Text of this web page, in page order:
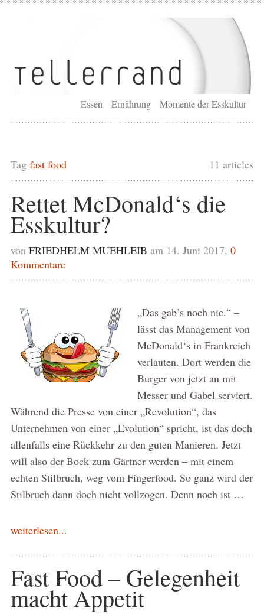
Essen Ernährung Momente der Esskultur
11 articles
Tag fast food
Rettet McDonald‘s die
Esskultur?
von FRIEDHELM MUEHLEIB am 14. Juni 2017, 0
Kommentare
„Das gab’s noch nie.“ –
lässt das Management von
McDonald‘s in Frankreich
verlauten. Dort werden die
Burger von jetzt an mit
Messer und Gabel serviert.
Während die Presse von einer „Revolution“, das
Unternehmen von einer „Evolution“ spricht, ist das doch
allenfalls eine Rückkehr zu den guten Manieren. Jetzt
will also der Bock zum Gärtner werden – mit einem
echten Stilbruch, weg vom Fingerfood. So ganz wird der
Stilbruch dann doch nicht vollzogen. Denn noch ist …
weiterlesen...
Fast Food – Gelegenheit
macht Appetit